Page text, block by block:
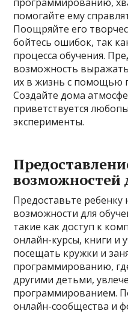
помогайте ему
Поощряйте его
бойтесь ошибок, так
процесса обучения.
возможность
их в жизнь с помощью
Создайте дома
приветствуется
эксперименты.
возможностей
Предоставьте
возможности для
такие как доступ к
онлайн-курсы, книги и
посещать кружки и
программированию,
другими детьми,
программированием.
онлайн-сообщества и